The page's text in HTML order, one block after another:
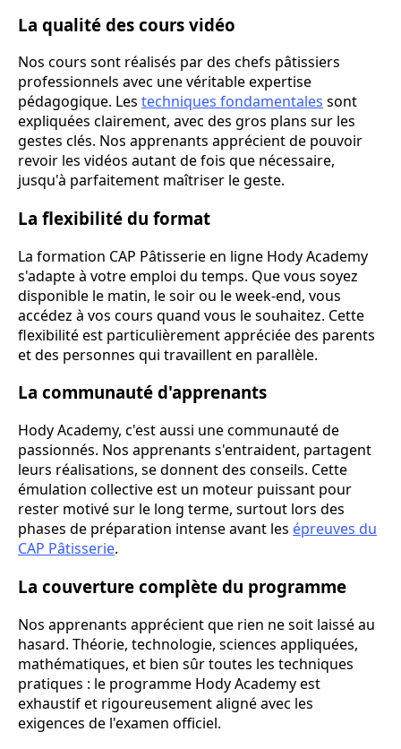
La qualité des cours vidéo
Nos cours sont réalisés par des chefs pâtissiers
professionnels avec une véritable expertise
pédagogique. Les techniques fondamentales sont
expliquées clairement, avec des gros plans sur les
gestes clés. Nos apprenants apprécient de pouvoir
revoir les vidéos autant de fois que nécessaire,
jusqu'à parfaitement maîtriser le geste.
La flexibilité du format
La formation CAP Pâtisserie en ligne Hody Academy
s'adapte à votre emploi du temps. Que vous soyez
disponible le matin, le soir ou le week-end, vous
accédez à vos cours quand vous le souhaitez. Cette
flexibilité est particulièrement appréciée des parents
et des personnes qui travaillent en parallèle.
La communauté d'apprenants
Hody Academy, c'est aussi une communauté de
passionnés. Nos apprenants s'entraident, partagent
leurs réalisations, se donnent des conseils. Cette
émulation collective est un moteur puissant pour
rester motivé sur le long terme, surtout lors des
phases de préparation intense avant les épreuves du
CAP Pâtisserie.
La couverture complète du programme
Nos apprenants apprécient que rien ne soit laissé au
hasard. Théorie, technologie, sciences appliquées,
mathématiques, et bien sûr toutes les techniques
pratiques : le programme Hody Academy est
exhaustif et rigoureusement aligné avec les
exigences de l'examen officiel.